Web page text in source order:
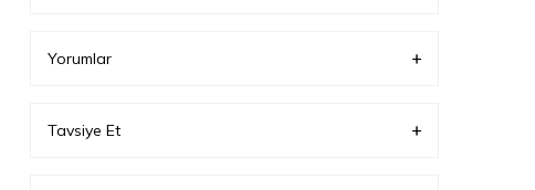
Yorumlar
Tavsiye Et